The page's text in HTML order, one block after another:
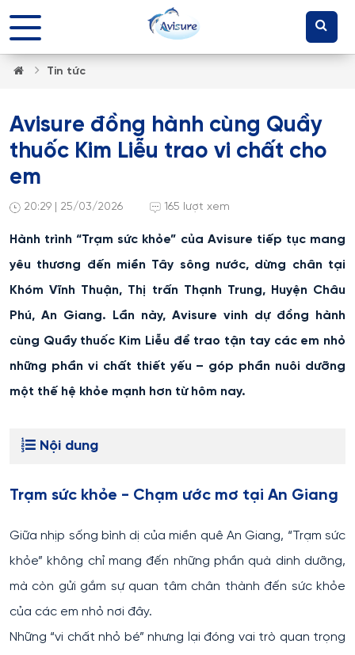
Tin tức
Avisure đồng hành cùng Quầy
thuốc Kim Liễu trao vi chất cho
em
20:29 | 25/03/2026 165 lượt xem
Hành trình “Trạm sức khỏe” của Avisure tiếp tục mang
yêu thương đến miền Tây sông nước, dừng chân tại
Khóm Vĩnh Thuận, Thị trấn Thạnh Trung, Huyện Châu
Phú, An Giang. Lần này, Avisure vinh dự đồng hành
cùng Quầy thuốc Kim Liễu để trao tận tay các em nhỏ
những phần vi chất thiết yếu – góp phần nuôi dưỡng
một thế hệ khỏe mạnh hơn từ hôm nay.
Nội dung
Trạm sức khỏe - Chạm ước mơ tại An Giang
Giữa nhịp sống bình dị của miền quê An Giang, “Trạm sức
khỏe” không chỉ mang đến những phần quà dinh dưỡng,
mà còn gửi gắm sự quan tâm chân thành đến sức khỏe
của các em nhỏ nơi đây.
Những “vi chất nhỏ bé” nhưng lại đóng vai trò quan trọng